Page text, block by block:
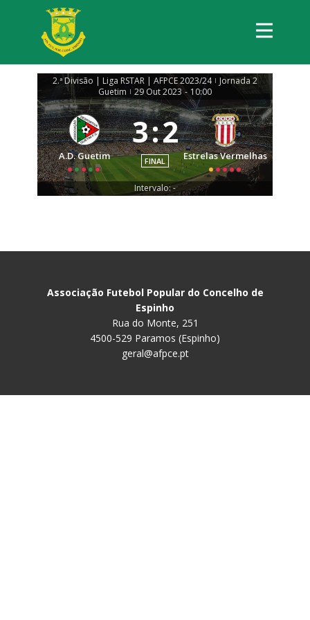
2.ª Divisão | Liga RSTAR | AFPCE 2023/24 | Jornada 2
Guetim | 29 Out 2023 - 10:00
A.D. Guetim
3:2
FINAL Estrelas Vermelhas
Intervalo: -
Associação Futebol Popular do Concelho de
Espinho
Rua do Monte, 251
4500-529 Paramos (Espinho)
geral@afpce.pt